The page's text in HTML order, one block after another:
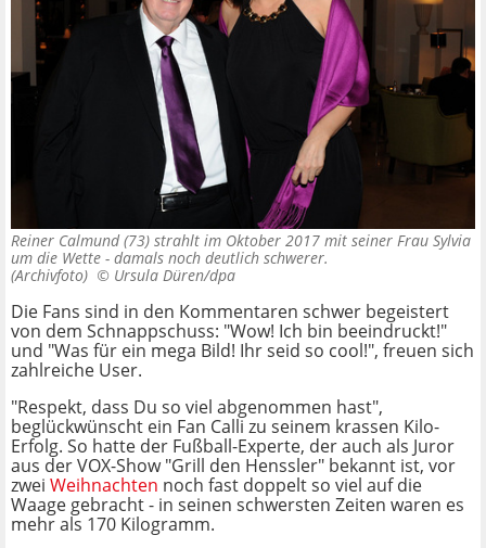
Reiner Calmund (73) strahlt im Oktober 2017 mit seiner Frau Sylvia
um die Wette - damals noch deutlich schwerer.
(Archivfoto) © Ursula Düren/dpa
Die Fans sind in den Kommentaren schwer begeistert
von dem Schnappschuss: "Wow! Ich bin beeindruckt!"
und "Was für ein mega Bild! Ihr seid so cool!", freuen sich
zahlreiche User.
"Respekt, dass Du so viel abgenommen hast",
beglückwünscht ein Fan Calli zu seinem krassen Kilo-
Erfolg. So hatte der Fußball-Experte, der auch als Juror
aus der VOX-Show "Grill den Henssler" bekannt ist, vor
zwei Weihnachten noch fast doppelt so viel auf die
Waage gebracht - in seinen schwersten Zeiten waren es
mehr als 170 Kilogramm.